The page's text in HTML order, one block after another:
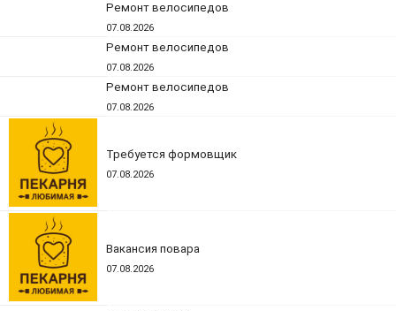
Ремонт велосипедов
07.08.2026
Ремонт велосипедов
07.08.2026
Ремонт велосипедов
07.08.2026
Требуется формовщик
07.08.2026
Вакансия повара
07.08.2026